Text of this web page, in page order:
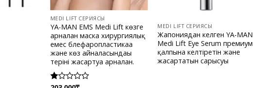
MEDI LIFT СЕРИЯСЫ
YA-MAN EMS Medi Lift көзге
арналған маска хирургиялық
емес блефаропластикаға
және көз айналасындағы
теріні жасартуға арналған.
MEDI LIFT СЕРИЯСЫ
Жапониядан келген YA-MAN
Medi Lift Eye Serum премиум
қалпына келтіретін және
жасартатын сарысуы